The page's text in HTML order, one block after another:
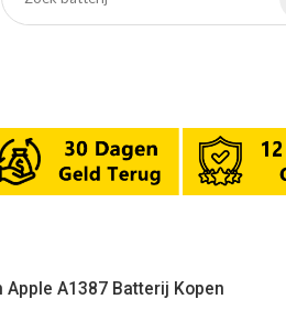
Apple A1387 Batterij Kopen